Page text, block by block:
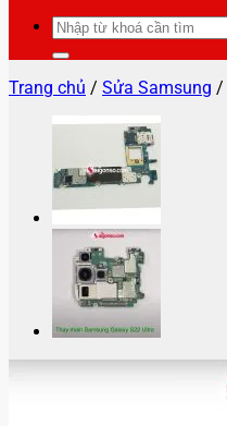
Tìm
kiếm:
Trang chủ / Sửa Samsung /